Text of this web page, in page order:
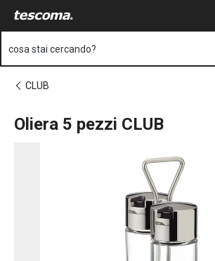
Vai al contenuto
cosa stai cercando?
CLUB
Oliera 5 pezzi CLUB